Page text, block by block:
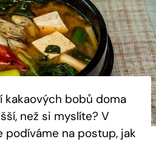
kakaových bobů doma
než‍ si myslíte?‌ V
podíváme na postup, jak